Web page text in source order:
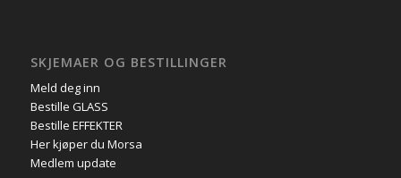
SKJEMAER OG BESTILLINGER
Meld deg inn
Bestille GLASS
Bestille EFFEKTER
Her kjøper du Morsa
Medlem update